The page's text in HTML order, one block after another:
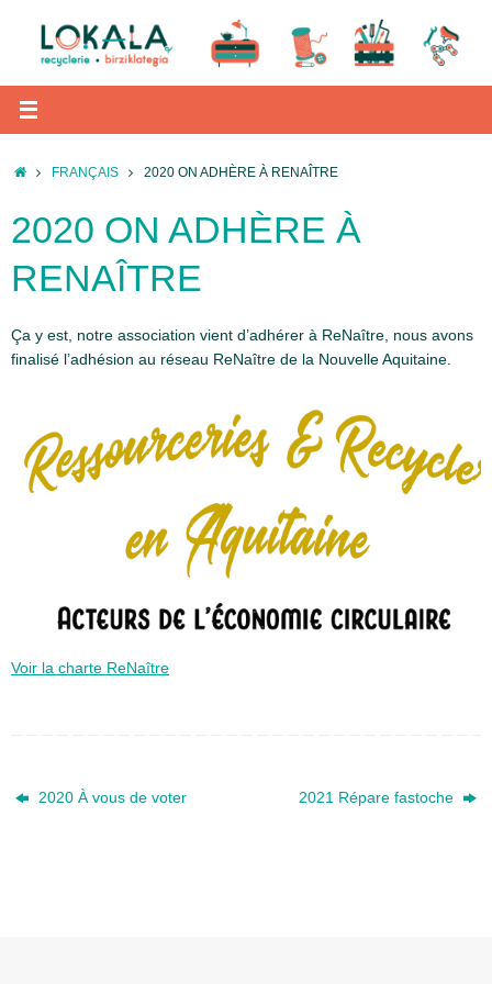
contenu
ACCUEIL
FRANÇAIS 2020 ON ADHÈRE À RENAÎTRE
2020 ON ADHÈRE À
RENAÎTRE
Ça y est, notre association vient d’adhérer à ReNaître, nous avons
finalisé l’adhésion au réseau ReNaître de la Nouvelle Aquitaine.
Voir la charte ReNaître
2020 À vous de voter 2021 Répare fastoche